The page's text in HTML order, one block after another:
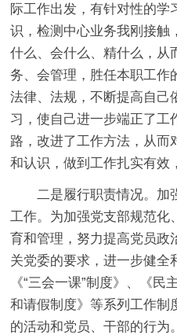
际工作出发，有针对性的学
识，检测中心业务我刚接触
什么、会什么、精什么，从
务、会管理，胜任本职工作
法律、法规，不断提高自己
习，使自己进一步端正了工
路，改进了工作方法，从而
和认识，做到工作扎实有效
二是履行职责情况。加
工作。为加强党支部规范化
育和管理，努力提高党员政
关党委的要求，进一步健全
《“三会一课”制度》、《
和请假制度》等系列工作制
的活动和党员、干部的行为